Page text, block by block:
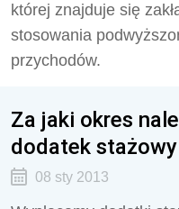
której znajduje się
stosowania
przychodów.
Za jaki okres
dodatek stażowy
08 sty 2013